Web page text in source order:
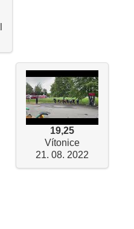
19,25
Vítonice
21. 08. 2022